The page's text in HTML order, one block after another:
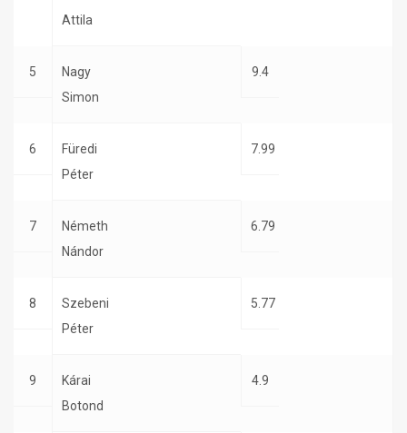
Attila
5
Nagy
Simon
9.4
6
Füredi
Péter
7.99
7
Németh
Nándor
6.79
8
Szebeni
Péter
5.77
9
Kárai
Botond
4.9